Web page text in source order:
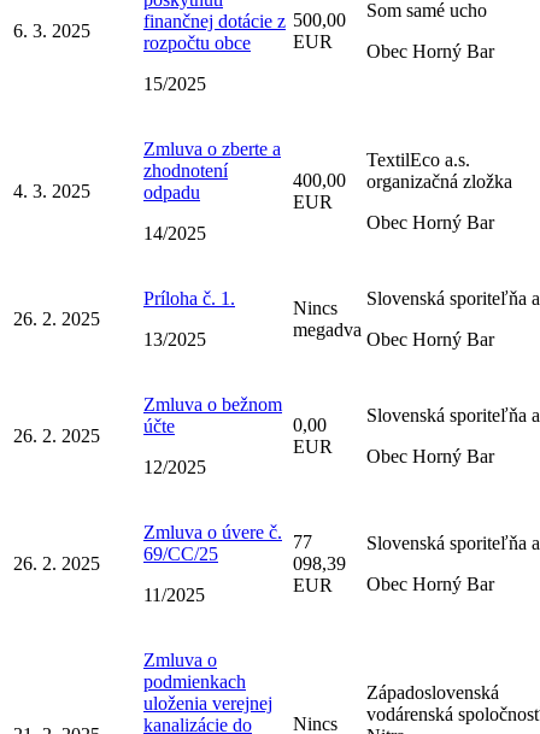
6. 3. 2025
finančnej dotácie z
rozpočtu obce
15/2025
500,00
EUR
Som samé ucho
Obec Horný Bar
4. 3. 2025
Zmluva o zberte a
zhodnotení
odpadu
14/2025
400,00
EUR
TextilEco a.s.
organizačná zložka
Obec Horný Bar
26. 2. 2025
Príloha č. 1.
13/2025
Nincs
megadva
Slovenská sporiteľňa
Obec Horný Bar
26. 2. 2025
Zmluva o bežnom
účte
12/2025
0,00
EUR
Slovenská sporiteľňa
Obec Horný Bar
26. 2. 2025
Zmluva o úvere č.
69/CC/25
11/2025
77
098,39
EUR
Slovenská sporiteľňa
Obec Horný Bar
Zmluva o
podmienkach
uloženia verejnej
kanalizácie do
Nincs
Západoslovenská
vodárenská